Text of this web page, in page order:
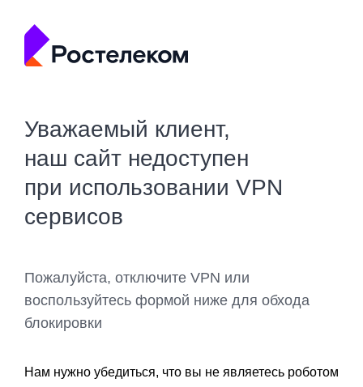
Уважаемый клиент,
наш сайт недоступен
при использовании VPN
сервисов
Пожалуйста, отключите VPN или
воспользуйтесь формой ниже для обхода
блокировки
Нам нужно убедиться, что вы не являетесь роботом